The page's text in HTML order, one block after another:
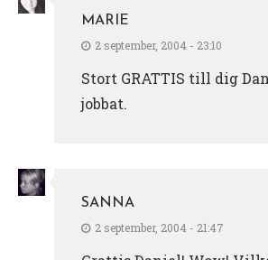
MARIE
2 september, 2004 - 23:10
Stort GRATTIS till dig
jobbat.
SANNA
2 september, 2004 - 21:47